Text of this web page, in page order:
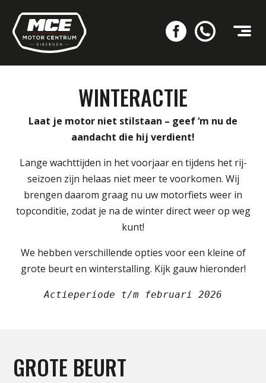
WINTERACTIE
Laat je motor niet stilstaan – geef ‘m nu de
aandacht die hij verdient!
Lange wachttijden in het voorjaar en tijdens het rij-
seizoen zijn helaas niet meer te voorkomen. Wij
brengen daarom graag nu uw motorfiets weer in
topconditie, zodat je na de winter direct weer op weg
kunt!
We hebben verschillende opties voor een kleine of
grote beurt en winterstalling. Kijk gauw hieronder!
Actieperiode t/m februari 2026
GROTE BEURT